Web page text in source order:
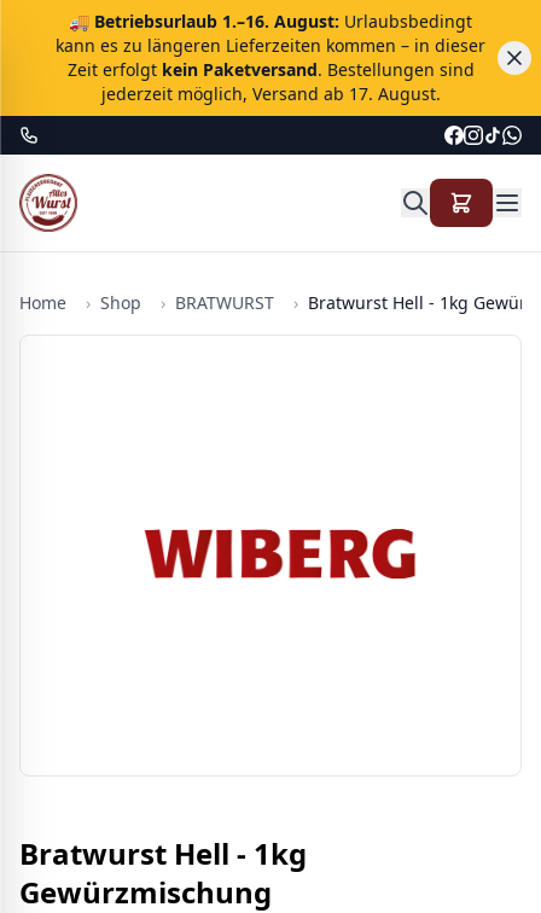
🚚 Betriebsurlaub 1.–16. August: Urlaubsbedingt
kann es zu längeren Lieferzeiten kommen – in dieser
Zeit erfolgt kein Paketversand. Bestellungen sind
jederzeit möglich, Versand ab 17. August.
Home › Shop › BRATWURST › Bratwurst Hell - 1kg
Bratwurst Hell - 1kg
Gewürzmischung